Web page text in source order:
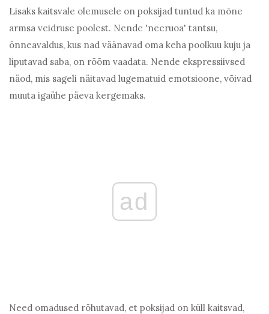
Lisaks kaitsvale olemusele on poksijad tuntud ka mõne
armsa veidruse poolest. Nende 'neeruoa' tantsu,
õnneavaldus, kus nad väänavad oma keha poolkuu kuju ja
liputavad saba, on rõõm vaadata. Nende ekspressiivsed
näod, mis sageli näitavad lugematuid emotsioone, võivad
muuta igaühe päeva kergemaks.
ad
Need omadused rõhutavad, et poksijad on küll kaitsvad,